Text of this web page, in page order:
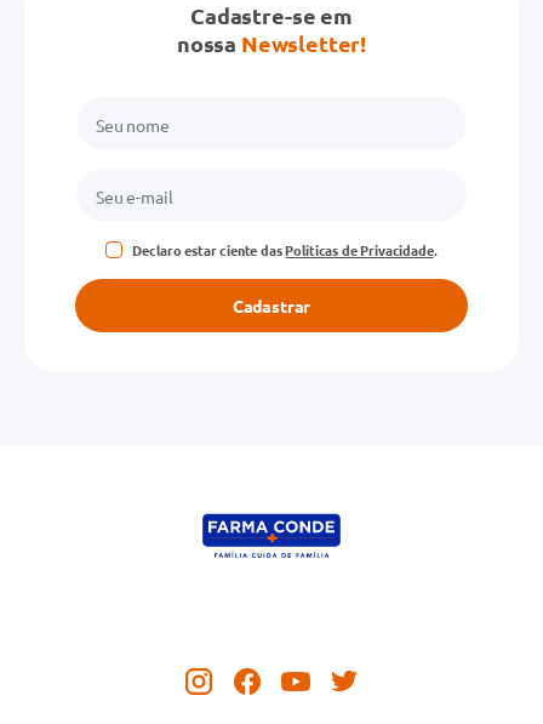
Cadastre-se em
nossa Newsletter!
Declaro estar ciente dasPolíticas de Privacidade.
Cadastrar